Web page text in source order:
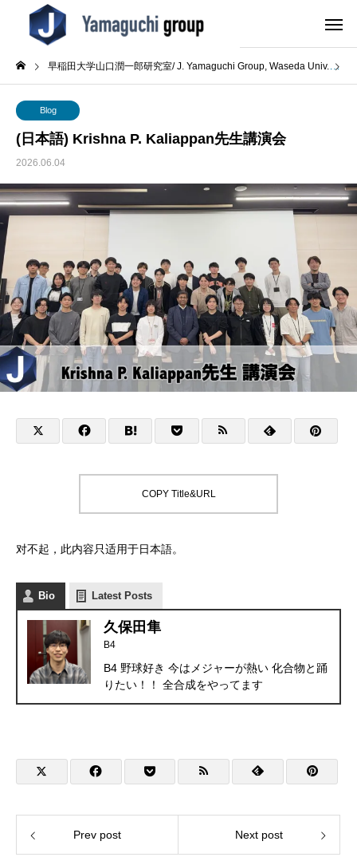
早稲田大学山口潤一郎研究室/ J. Yamaguchi Group, Waseda Univ.
Blog
(日本語) Krishna P. Kaliappan先生講演会
2026.06.04
COPY Title&URL
对不起，此内容只适用于日本語。
Bio Latest Posts
久保田隼
B4
B4 野球好き 今はメジャーが熱い 化合物と踊
りたい！！ 全合成をやってます
Prev post Next post